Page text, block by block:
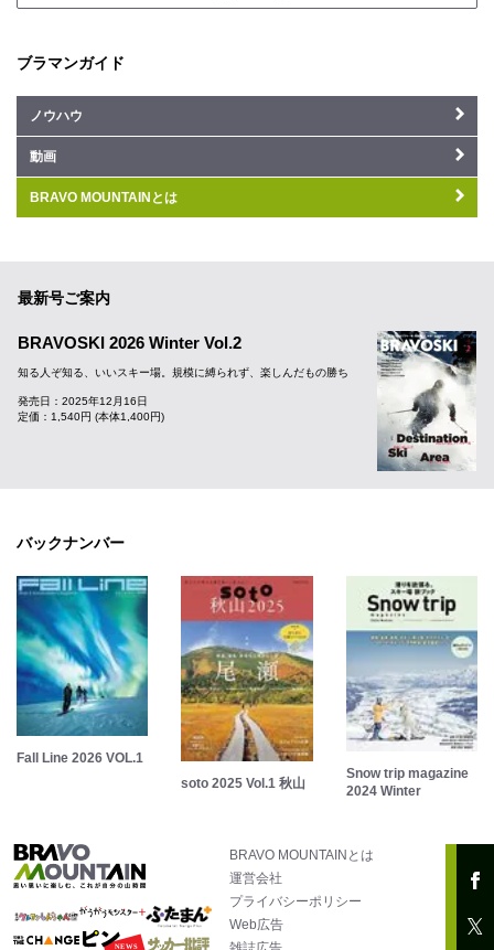
ブラマンガイド
ノウハウ
動画
BRAVO MOUNTAINとは
最新号ご案内
BRAVOSKI 2026 Winter Vol.2
知る人ぞ知る、いいスキー場。規模に縛られず、楽しんだもの勝ち
発売日：2025年12月16日
定価：1,540円 (本体1,400円)
バックナンバー
Fall Line 2026 VOL.1
soto 2025 Vol.1 秋山
Snow trip magazine
2024 Winter
BRAVO MOUNTAINとは
運営会社
プライバシーポリシー
Web広告